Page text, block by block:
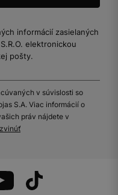
informácií zasielaných
elektronickou
pošty.
v súvislosti so
S.A. Viac informácií o
práv nájdete v